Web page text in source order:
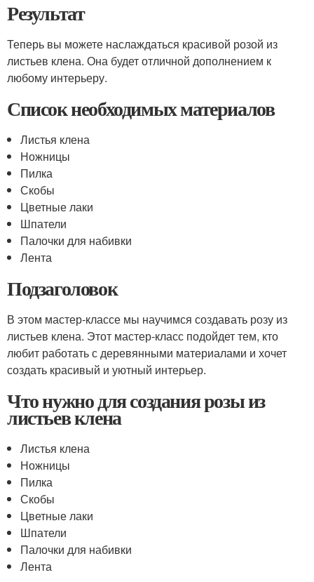
Результат
Теперь вы можете наслаждаться красивой розой из
листьев клена. Она будет отличной дополнением к
любому интерьеру.
Список необходимых материалов
Листья клена
Ножницы
Пилка
Скобы
Цветные лаки
Шпатели
Палочки для набивки
Лента
Подзаголовок
В этом мастер-классе мы научимся создавать розу из
листьев клена. Этот мастер-класс подойдет тем, кто
любит работать с деревянными материалами и хочет
создать красивый и уютный интерьер.
Что нужно для создания розы из
листьев клена
Листья клена
Ножницы
Пилка
Скобы
Цветные лаки
Шпатели
Палочки для набивки
Лента